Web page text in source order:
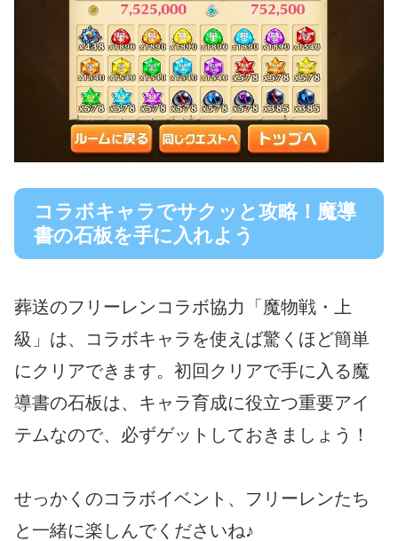
コラボキャラでサクッと攻略！魔導
書の石板を手に入れよう
葬送のフリーレンコラボ協力「魔物戦・上
級」は、コラボキャラを使えば驚くほど簡単
にクリアできます。初回クリアで手に入る魔
導書の石板は、キャラ育成に役立つ重要アイ
テムなので、必ずゲットしておきましょう！
せっかくのコラボイベント、フリーレンたち
と一緒に楽しんでくださいね♪